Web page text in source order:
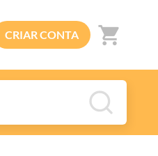
CRIAR CONTA shopping_cart